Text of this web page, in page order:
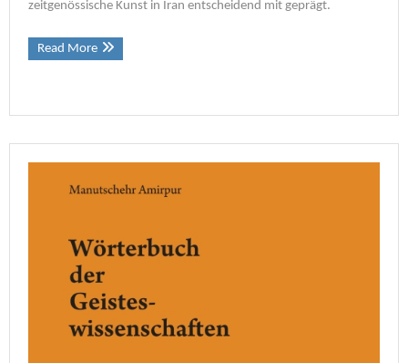
zeitgenössische Kunst in Iran entscheidend mit geprägt.
Read More